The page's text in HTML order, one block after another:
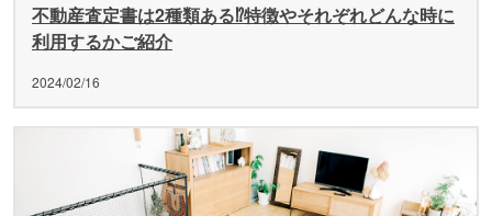
不動産査定書は2種類ある⁉特徴やそれぞれどんな時に
利用するかご紹介
2024/02/16